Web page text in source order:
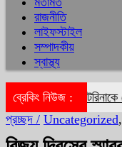
রাজনীতি
লাইফস্টাইল
সম্পাদকীয়
স্বাস্থ্য
ব্রেকিং নিউজ :
দীপিকা-ক্যাটরিনাকে
প্রচ্ছদ / Uncategorized,